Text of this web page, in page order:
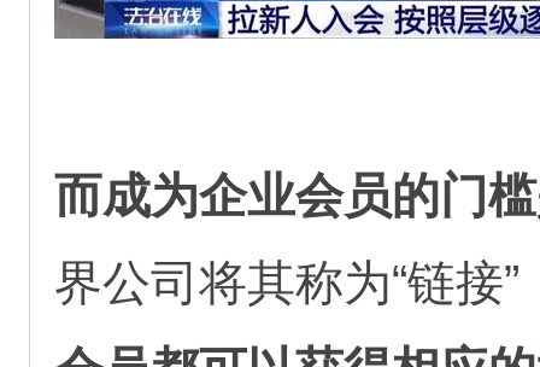
而成为企业会员的门
界公司将其称为“链接”